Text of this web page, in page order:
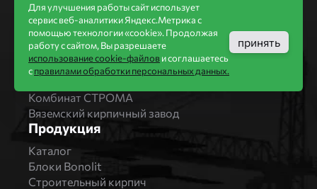
Бренды
Bonolit
Завод Мстера
Вышневолоцкая керамика
Комбинат СТРОМА
Вяземский кирпичный завод
Продукция
Каталог
Блоки Bonolit
Строительный кирпич
Для улучшения работы сайт использует
сервис веб-аналитики Яндекс.Метрика с
помощью технологии «cookie». Продолжая
работу с сайтом, Вы разрешаете
использование cookie-файлови соглашаетесь
справилами обработки персональных данных.
принять